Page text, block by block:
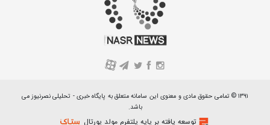
A
۱۳۹۱ © تمامی حقوق مادی و معنوی این سامانه متعلق به پایگاه خبری - تحلیلی نصرنیوز می
باشد.
توسعه یافته بر پایه پلتفرم مولد پورتال